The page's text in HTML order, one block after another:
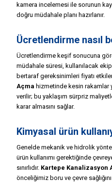
kamera incelemesi ile sorunun
doğru müdahale planı hazırlanır.
Ücretlendirme nasıl
Ücretlendirme keşif sonucuna göre
müdahale süresi, kullanılacak
bertaraf gereksinimleri fiyatı
Açma hizmetinde kesin rakamlar
verilir; bu yaklaşım sürpriz
karar almasını sağlar.
Kimyasal ürün
Genelde mekanik ve hidrolik
ürün kullanımı gerektiğinde
sınırlıdır. Kartepe Kanalizasyon
önceliğimiz boru ve çevre